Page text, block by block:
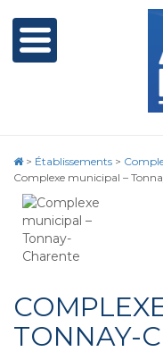
> Établissements >
Complexe municipal –
TONNAY-